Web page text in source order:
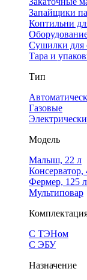
Запайщики
Коптильни
Сушилки для
Тара и
Тип
Газовые
Модель
Малыш, 22 л
Консерватор,
Фермер, 125 л
Мультиповар
С ТЭНом
С ЭБУ
Назначение